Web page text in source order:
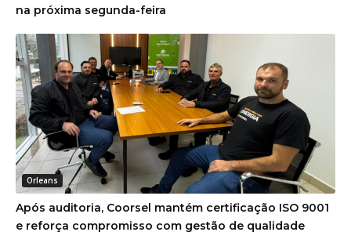
na próxima segunda-feira
Orleans
Após auditoria, Coorsel mantém certificação ISO 9001
e reforça compromisso com gestão de qualidade